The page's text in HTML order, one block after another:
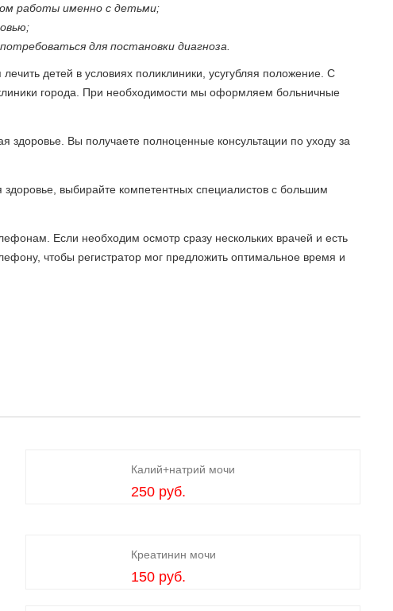
работы именно с детьми;
для постановки диагноза.
детей в условиях поликлиники, усугубляя положение. С
города. При необходимости мы оформляем больничные
Вы получаете полноценные консультации по уходу за
выбирайте компетентных специалистов с большим
Если необходим осмотр сразу нескольких врачей и есть
чтобы регистратор мог предложить оптимальное время и
Калий+натрий мочи
250 руб.
Креатинин мочи
150 руб.